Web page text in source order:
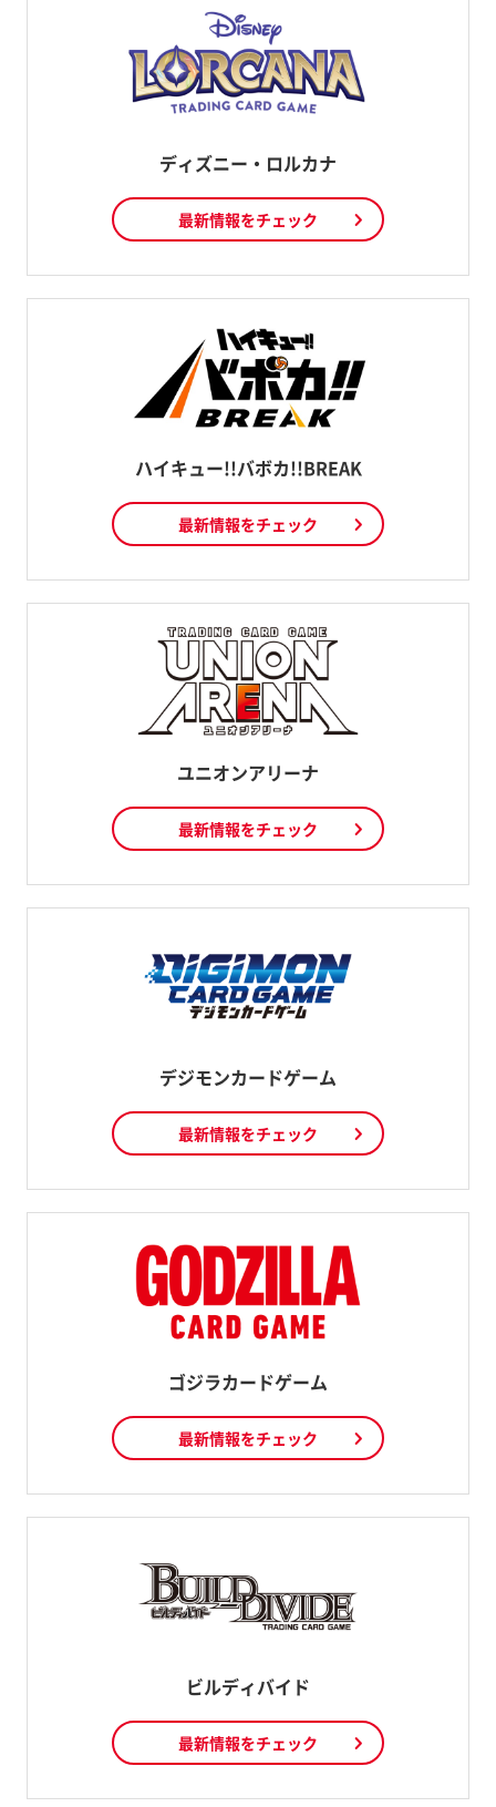
ディズニー・ロルカナ
最新情報をチェック
ハイキュー!!バボカ!!BREAK
最新情報をチェック
ユニオンアリーナ
最新情報をチェック
デジモンカードゲーム
最新情報をチェック
ゴジラカードゲーム
最新情報をチェック
ビルディバイド
最新情報をチェック